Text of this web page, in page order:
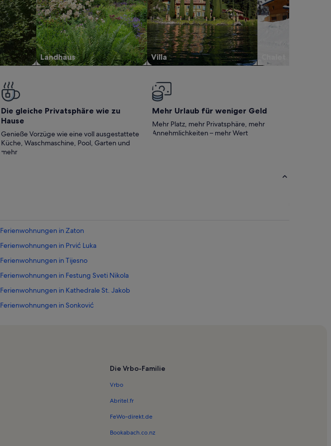
Landhaus Villa
Die gleiche Privatsphäre wie zu
Hause
Genieße Vorzüge wie eine voll ausgestattete
Küche, Waschmaschine, Pool, Garten und
mehr
Mehr Urlaub für weniger Geld
Mehr Platz, mehr Privatsphäre, mehr
Annehmlichkeiten – mehr Wert
Ferienwohnungen in Zaton
Ferienwohnungen in Prvić Luka
Ferienwohnungen in Tijesno
Ferienwohnungen in Festung Sveti Nikola
Ferienwohnungen in Kathedrale St. Jakob
Ferienwohnungen in Sonković
Ferienwohnungen in Nationalpark KornatiDie Vrbo-Familie
Vrbo
Abritel.fr
FeWo-direkt.de
Bookabach.co.nz